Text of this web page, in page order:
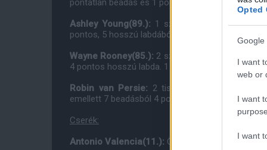
Opted
Google
I want
web or
I want
I want
pontatlan beadás és 1 pontos hosszú labda. 2
Ashley Young(89.): 1 szerelés. Összes passz
pontos, 5 hosszú labdából 4 pontos. 2
Wayne Rooney(85.): 2 szerelés. Összes passz
4 pontos hosszú labda. 1 fontos(key) passz.
Robin van Persie: 2 tisztázás(ebbõl 1
emellett 7 beadásból 4 pontos, 1 pontatlan
Cserék:
Antonio Valencia(11.): Összes passz 4, ebbõl